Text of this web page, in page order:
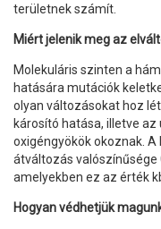
területnek számít.
Miért jelenik meg az
Molekuláris szinten a
hatására mutációk
olyan változásokat hoz
károsító hatása, illetve
oxigéngyökök okoznak.
átváltozás valószínűsége
amelyekben ez az érték
Hogyan védhetjük